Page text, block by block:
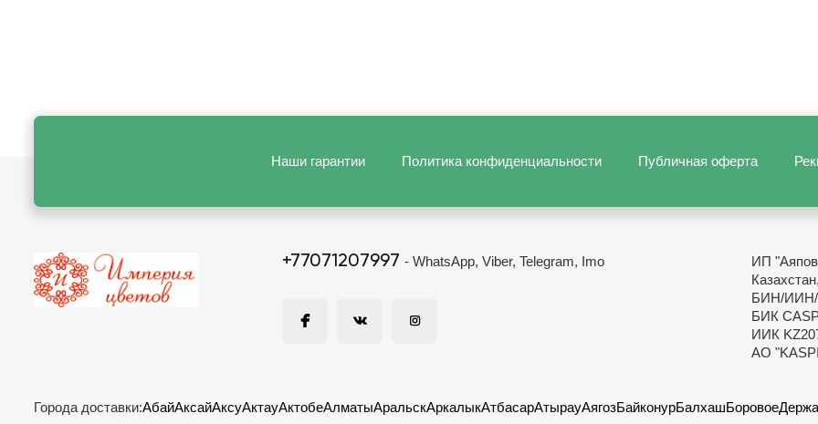
Наши гарантии Политика конфиденциальности Публичная оферта
+77071207997 - WhatsApp, Viber, Telegram, Imo
ИП
Казахстан,
БИН/ИИН/
БИК
ИИК
АО
Города доставки:АбайАксайАксуАктауАктобеАлматыАральскАркалыкАтбасарАтырауАягозБайконурБалхашБоровое